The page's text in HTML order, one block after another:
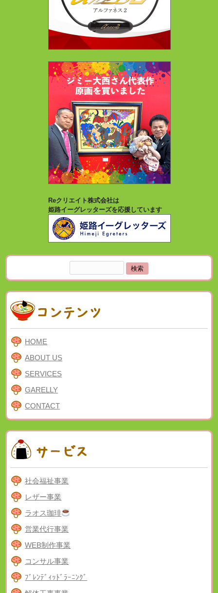
Reクリエイト株式会社は
姫路イーグレッターズを応援しています
索:
HOME
ABOUT US
SERVICES
GARELLY
CONTACT
社会福祉事業
レザー事業
ラオス珈琲
営業代行事業
WEB制作事業
コンサル事業
ﾌﾞﾚﾝﾃﾞｨｯﾄﾞﾗｰﾆﾝｸﾞ